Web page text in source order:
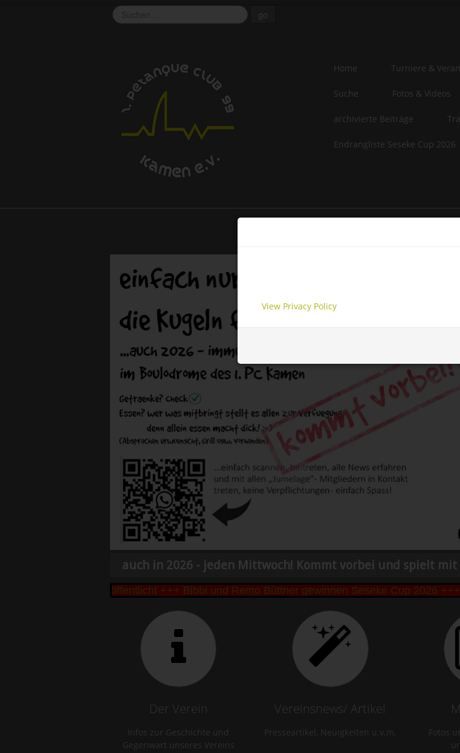
go
Home Turniere &
Suche Fotos & Videos
archivierte Beiträge
Endrangliste Seseke Cup 2026
auch in 2026 - jeden Mittwoch! Kommt vorbei und spielt mit
Cup 2026 veröffentlicht +++ Bibbi und Remo Büttner gewinnen Seseke Cup 2026 +++
Der Verein
Infos zur Geschichte und
Gegenwart unseres Vereins
Vereinsnews/ Artikel
Presseartikel, Neuigkeiten u.v.m.
Fotos
View Privacy Policy